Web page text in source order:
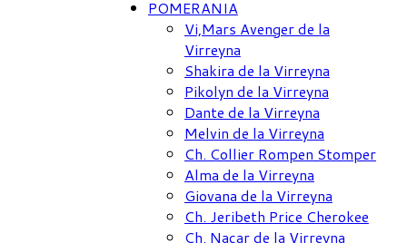
POMERANIA
Vi,Mars Avenger de la
Virreyna
Shakira de la Virreyna
Pikolyn de la Virreyna
Dante de la Virreyna
Melvin de la Virreyna
Ch. Collier Rompen Stomper
Alma de la Virreyna
Giovana de la Virreyna
Ch. Jeribeth Price Cherokee
Ch. Nacar de la Virreyna